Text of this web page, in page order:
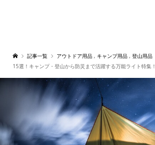
記事一覧 アウトドア用品 , キャンプ用品 , 登山用品
15選！キャンプ・登山から防災まで活躍する万能ライト特集！